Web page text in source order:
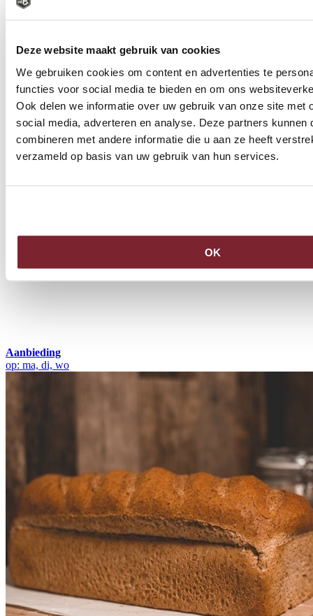
Deze website maakt gebruik van cookies
We gebruiken cookies om content en advertenties te
functies voor social media te bieden en om ons
Ook delen we informatie over uw gebruik van onze site met
social media, adverteren en analyse. Deze partners kunnen
combineren met andere informatie die u aan ze heeft
verzameld op basis van uw gebruik van hun services.
OK
Aanbieding
op: ma, di, wo